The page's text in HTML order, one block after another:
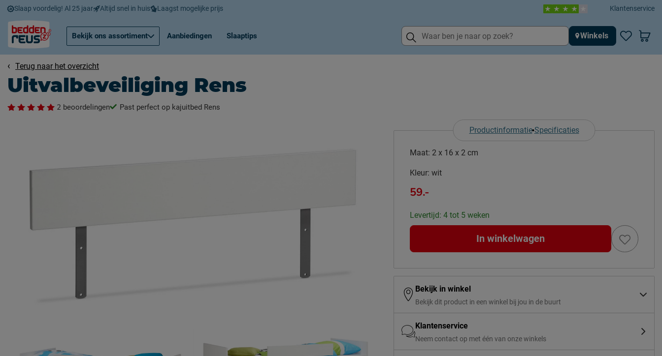
Slaap voordelig! Al 25 jaar Altijd snel in huis Laagst mogelijke prijs Klantenservice
Bekijk ons assortiment Aanbiedingen Slaaptips Winkels
Terug naar het overzicht
Uitvalbeveiliging Rens
2 beoordelingen Past perfect op kajuitbed Rens
Productinformatie Specificaties
Maat: 2 x 16 x 2 cm
Kleur: wit
59.-
Levertijd: 4 tot 5 weken
In winkelwagen
Bekijk in winkel
Bekijk dit product in een winkel bij jou in de buurt
Klantenservice
Neem contact op met één van onze winkels